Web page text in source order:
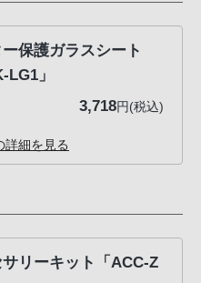
保護ガラスシート
LG1」
3,718円(税込)
細を見る
リーキット「ACC-Z